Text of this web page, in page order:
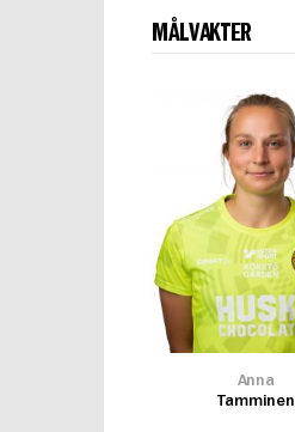
MÅLVAKTER
Anna
Tamminen